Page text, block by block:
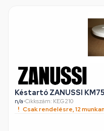
Késtartó ZANUSSI
n/a•Cikkszám: KEG210
Csak rendelésre, 12